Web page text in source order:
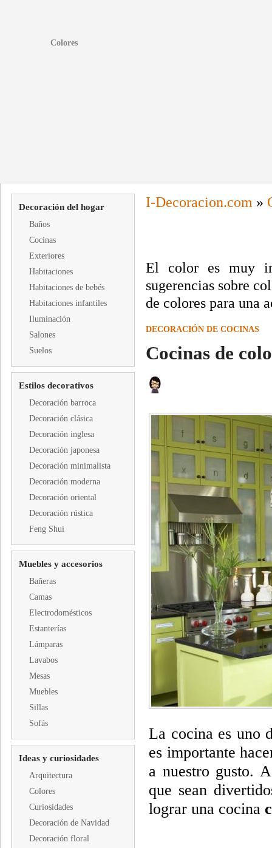
Colores
Decoración del hogar
Baños
Cocinas
Exteriores
Habitaciones
Habitaciones de bebés
Habitaciones infantiles
Iluminación
Salones
Suelos
Estilos decorativos
Decoración barroca
Decoración clásica
Decoración inglesa
Decoración japonesa
Decoración minimalista
Decoración moderna
Decoración oriental
Decoración rústica
Feng Shui
Muebles y accesorios
Bañeras
Camas
Electrodomésticos
Estanterías
Lámparas
Lavabos
Mesas
Muebles
Sillas
Sofás
Ideas y curiosidades
Arquitectura
Colores
Curiosidades
Decoración de Navidad
Decoración floral
I-Decoracion.com »
El color es muy
sugerencias sobre
de colores para una
DECORACIÓN DE COCINAS
Cocinas de
La cocina es uno
es importante
a nuestro gusto.
que sean
lograr una cocina